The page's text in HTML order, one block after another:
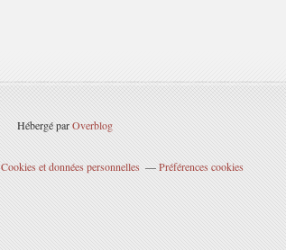
Hébergé parOverblog
Cookies et données personnelles Préférences cookies